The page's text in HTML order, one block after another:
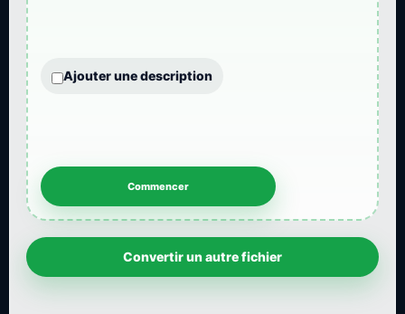
Ajouter une description
Convertir un autre fichier